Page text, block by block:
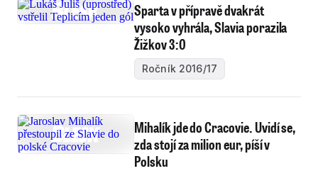
Sparta v přípravě dvakrát
vysoko vyhrála, Slavia porazila
Žižkov 3:0
Ročník 2016/17
Mihalík jde do Cracovie. Uvidí se,
zda stojí za milion eur, píší v
Polsku